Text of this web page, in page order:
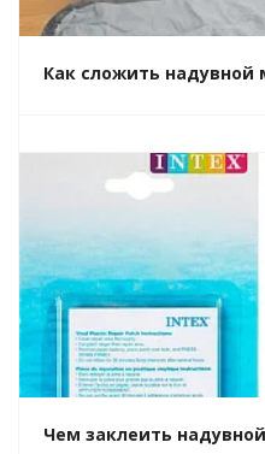
Как сложить надувной
Чем заклеить